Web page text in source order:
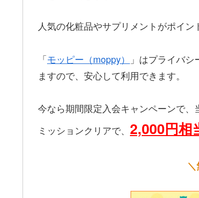
人気の化粧品やサプリメントがポイン
「モッピー（moppy）
」はプライバ
ますので、安心して利用できます。
今なら期間限定入会キャンペーンで
ミッションクリアで、 2,000円相